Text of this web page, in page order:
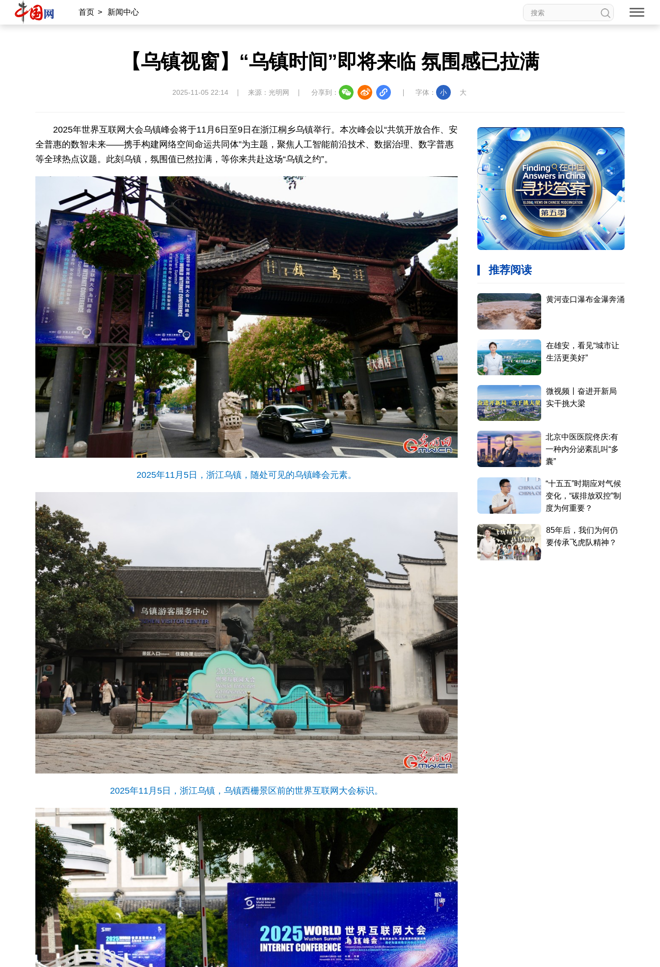
首页 > 新闻中心
【乌镇视窗】“乌镇时间”即将来临 氛围感已拉满
2025-11-05 22:14 来源：光明网 分享到： 字体： 小 大
2025年世界互联网大会乌镇峰会将于11月6日至9日在浙江桐乡乌镇举行。本次峰会以“共筑开放合作、安
全普惠的数智未来——携手构建网络空间命运共同体”为主题，聚焦人工智能前沿技术、数据治理、数字普惠
等全球热点议题。此刻乌镇，氛围值已然拉满，等你来共赴这场“乌镇之约”。
2025年11月5日，浙江乌镇，随处可见的乌镇峰会元素。
2025年11月5日，浙江乌镇，乌镇西栅景区前的世界互联网大会标识。